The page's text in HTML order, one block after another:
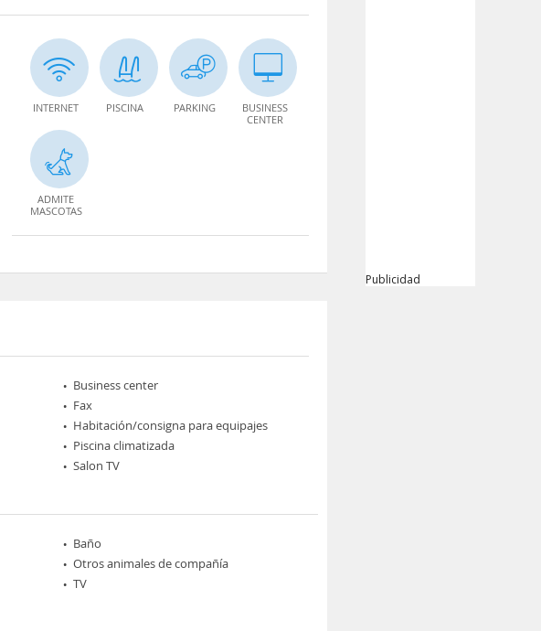
INTERNET PISCINA PARKING
BUSINESS
CENTER
ADMITE
MASCOTAS
Business center
Fax
Habitación/consigna para equipajes
Piscina climatizada
Salon TV
Baño
Otros animales de compañía
TV
Publicidad